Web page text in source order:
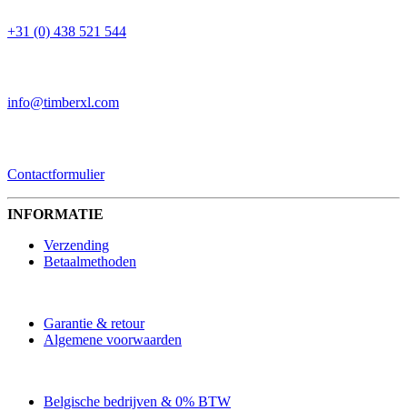
+31 (0) 438 521 544
info@timberxl.com
Contactformulier
INFORMATIE
Verzending
Betaalmethoden
Garantie & retour
Algemene voorwaarden
Belgische bedrijven & 0% BTW